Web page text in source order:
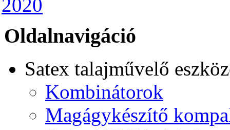
Oldalnavigáció
Satex talajművelő
Kombinátorok
Magágykészítő